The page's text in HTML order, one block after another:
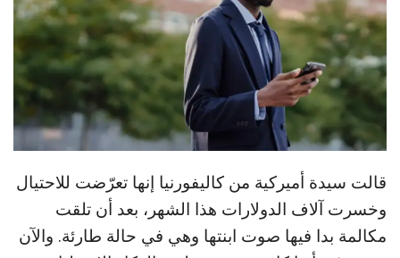
قالت سيدة أميركية من كاليفورنيا إنها تعرّضت للاحتيال
وخسرت آلاف الدولارات هذا الشهر، بعد أن تلقت
مكالمة بدا فيها صوت ابنتها وهي في حالة طارئة. والآن